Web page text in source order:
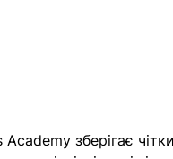
Academy зберігає